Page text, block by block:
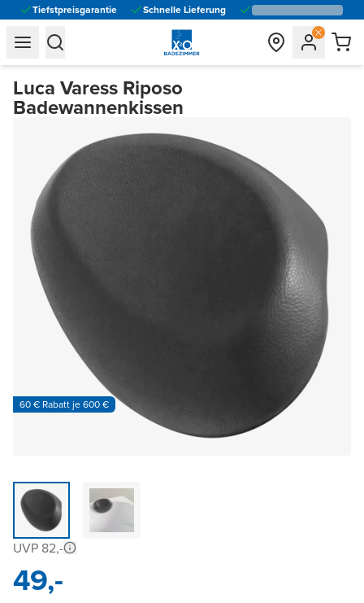
Tiefstpreisgarantie Schnelle Lieferung
general.navigation.toggle_menu.label
general.navigation.toggle_menu.label
Luca Varess Riposo
Badewannenkissen
60 € Rabatt je 600 €
UVP 82,-
49,-